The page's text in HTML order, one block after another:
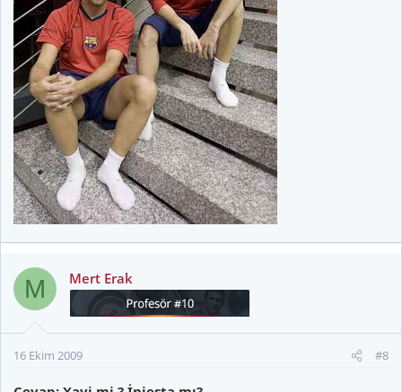
M Mert Erak
16 Ekim 2009 #8